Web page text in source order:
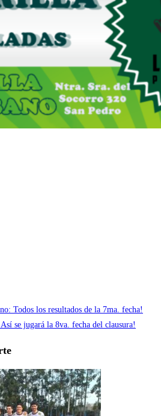
Todos los resultados de la 7ma. fecha!
se jugará la 8va. fecha del clausura!